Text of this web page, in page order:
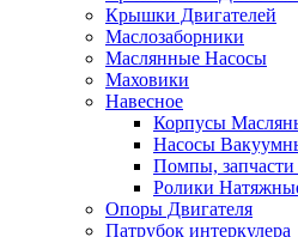
Крышки Двигателей
Маслозаборники
Маслянные Насосы
Маховики
Навесное
Корпусы
Насосы
Помпы,
Ролики
Опоры Двигателя
Патрубок интеркулера